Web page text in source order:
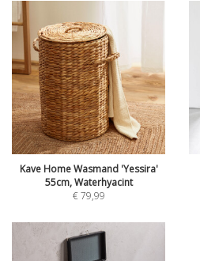
Kave Home Wasmand 'Yessira'
55cm, Waterhyacint
€79,99